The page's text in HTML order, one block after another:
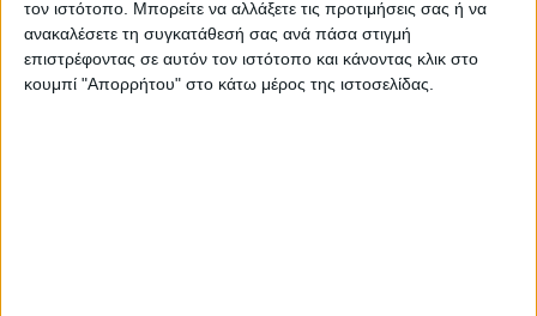
τον ιστότοπο. Μπορείτε να αλλάξετε τις προτιμήσεις σας ή να
ανακαλέσετε τη συγκατάθεσή σας ανά πάσα στιγμή
επιστρέφοντας σε αυτόν τον ιστότοπο και κάνοντας κλικ στο
κουμπί "Απορρήτου" στο κάτω μέρος της ιστοσελίδας.